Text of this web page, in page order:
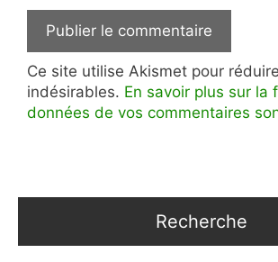
Ce site utilise Akismet pour
indésirables. En savoir plus sur la
données de vos commentaires
Recherche